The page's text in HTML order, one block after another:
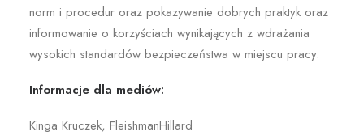
norm i procedur oraz pokazywanie dobrych praktyk oraz
informowanie o korzyściach wynikających z wdrażania
wysokich standardów bezpieczeństwa w miejscu pracy.
Informacje dla mediów:
Kinga Kruczek, FleishmanHillard